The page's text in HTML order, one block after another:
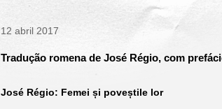
12 abril 2017
Tradução romena de José Régio, com
José Régio: Femei și poveștile lor